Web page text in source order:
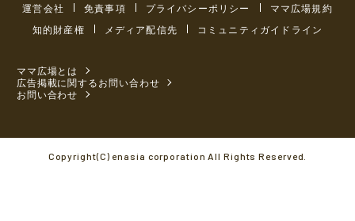
運営会社 免責事項 プライバシーポリシー
ママ広場規約
知的財産権
メディア配信先 コミュニティガイドライン
ママ広場とは
広告掲載に関するお問い合わせ
お問い合わせ
Copyright(C) enasia corporation All Rights Reserved.